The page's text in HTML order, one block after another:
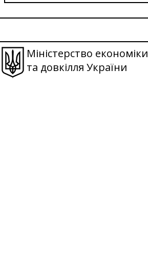
Міністерство економіки
та довкілля України